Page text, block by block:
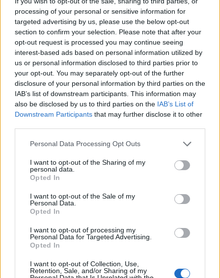
processing of your personal or sensitive information for
targeted advertising by us, please use the below opt-out
section to confirm your selection. Please note that after your
opt-out request is processed you may continue seeing
interest-based ads based on personal information utilized by
us or personal information disclosed to third parties prior to
your opt-out. You may separately opt-out of the further
disclosure of your personal information by third parties on the
IAB’s list of downstream participants. This information may
also be disclosed by us to third parties on the IAB’s List of
Downstream Participants that may further disclose it to other
Personal Data Processing Opt Outs
I want to opt-out of the Sharing of my
personal data.
Opted In
I want to opt-out of the Sale of my
Personal Data.
Opted In
I want to opt-out of processing my
Personal Data for Targeted Advertising.
Opted In
I want to opt-out of Collection, Use,
Retention, Sale, and/or Sharing of my
investire nello sport come leva
fondamentale di inclusione e qualità della
vita”.
Castronno
Tutti gli eventi
diagosto
info@legnanonews.com
Noi della redazione di LegnanoNews abbiamo a cuore
l'informazione del nostro territorio e cerchiamo di essere
sempre in prima linea per informarvi in modo puntuale.
PIÙ INFORMAZIONI SU